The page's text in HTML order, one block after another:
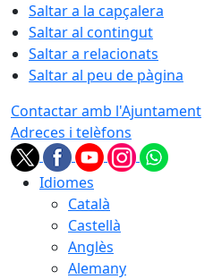
Saltar a la capçalera
Saltar al contingut
Saltar a relacionats
Saltar al peu de pàgina
Contactar amb l'Ajuntament
Adreces i telèfons
Idiomes
Català
Castellà
Anglès
Alemany